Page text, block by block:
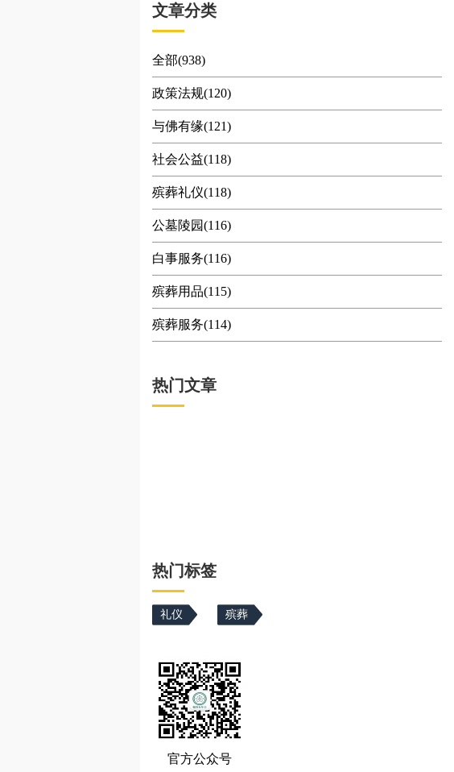
文章分类
全部(938)
政策法规(120)
与佛有缘(121)
社会公益(118)
殡葬礼仪(118)
公墓陵园(116)
白事服务(116)
殡葬用品(115)
殡葬服务(114)
热门文章
热门标签
礼仪 殡葬
官方公众号